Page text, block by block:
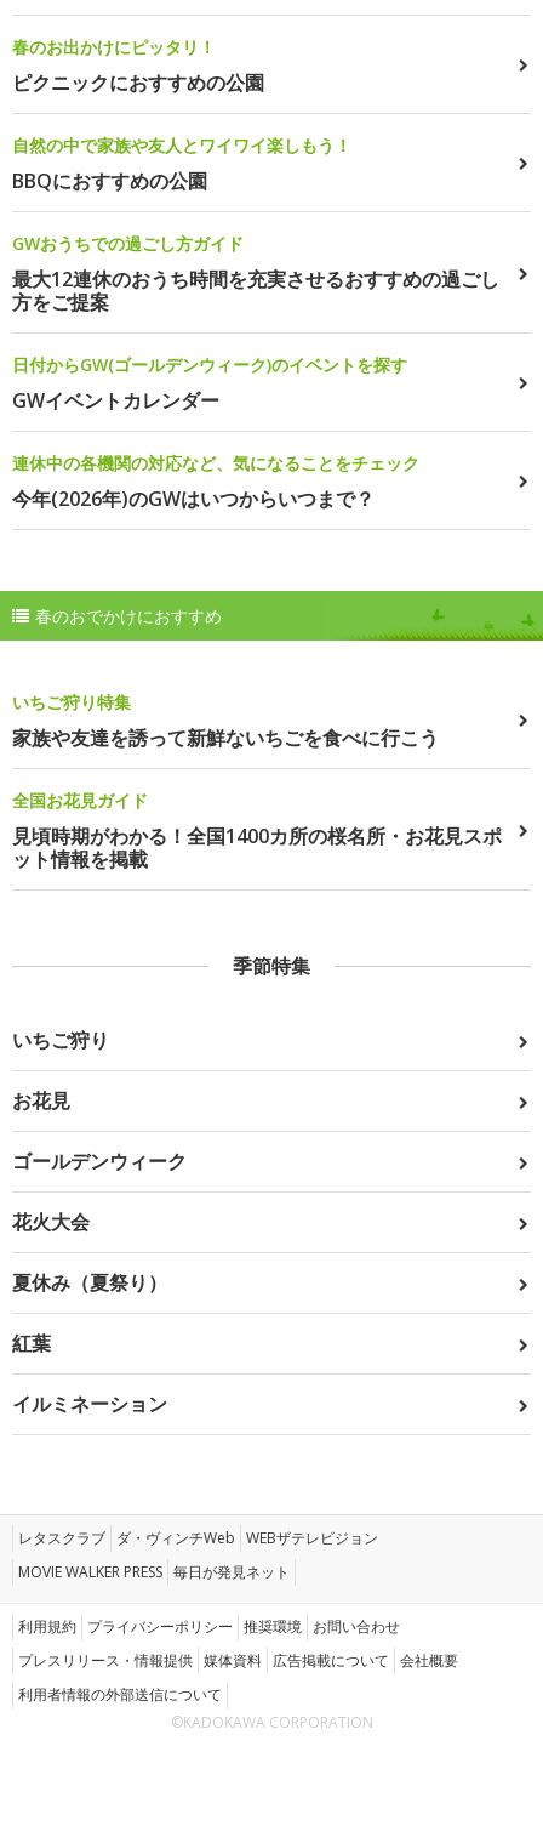
春のお出かけにピッタリ！
ピクニックにおすすめの公園
自然の中で家族や友人とワイワイ楽しもう！
BBQにおすすめの公園
GWおうちでの過ごし方ガイド
最大12連休のおうち時間を充実させるおすすめの過ごし
方をご提案
日付からGW(ゴールデンウィーク)のイベントを探す
GWイベントカレンダー
連休中の各機関の対応など、気になることをチェック
今年(2026年)のGWはいつからいつまで？
春のおでかけにおすすめ
いちご狩り特集
家族や友達を誘って新鮮ないちごを食べに行こう
全国お花見ガイド
見頃時期がわかる！全国1400カ所の桜名所・お花見スポ
ット情報を掲載
季節特集
いちご狩り
お花見
ゴールデンウィーク
花火大会
夏休み（夏祭り）
紅葉
イルミネーション
レタスクラブ ダ・ヴィンチWeb WEBザテレビジョン
MOVIE WALKER PRESS 毎日が発見ネット
利用規約 プライバシーポリシー 推奨環境 お問い合わせ
プレスリリース・情報提供 媒体資料 広告掲載について 会社概要
利用者情報の外部送信について
©KADOKAWA CORPORATION